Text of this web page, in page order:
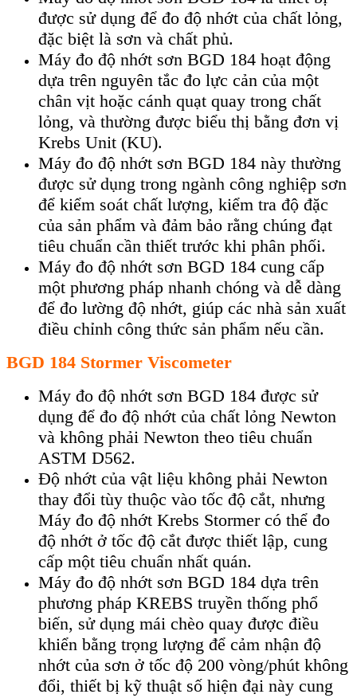
được sử dụng để đo độ nhớt của chất lỏng,
đặc biệt là sơn và chất phủ.
Máy đo độ nhớt sơn BGD 184 hoạt động
dựa trên nguyên tắc đo lực cản của một
chân vịt hoặc cánh quạt quay trong chất
lỏng, và thường được biểu thị bằng đơn vị
Krebs Unit (KU).
Máy đo độ nhớt sơn BGD 184 này thường
được sử dụng trong ngành công nghiệp sơn
để kiểm soát chất lượng, kiểm tra độ đặc
của sản phẩm và đảm bảo rằng chúng đạt
tiêu chuẩn cần thiết trước khi phân phối.
Máy đo độ nhớt sơn BGD 184 cung cấp
một phương pháp nhanh chóng và dễ dàng
để đo lường độ nhớt, giúp các nhà sản xuất
điều chỉnh công thức sản phẩm nếu cần.
BGD 184 Stormer Viscometer
Máy đo độ nhớt sơn BGD 184 được sử
dụng để đo độ nhớt của chất lỏng Newton
và không phải Newton theo tiêu chuẩn
ASTM D562.
Độ nhớt của vật liệu không phải Newton
thay đổi tùy thuộc vào tốc độ cắt, nhưng
Máy đo độ nhớt Krebs Stormer có thể đo
độ nhớt ở tốc độ cắt được thiết lập, cung
cấp một tiêu chuẩn nhất quán.
Máy đo độ nhớt sơn BGD 184 dựa trên
phương pháp KREBS truyền thống phổ
biến, sử dụng mái chèo quay được điều
khiển bằng trọng lượng để cảm nhận độ
nhớt của sơn ở tốc độ 200 vòng/phút không
đổi, thiết bị kỹ thuật số hiện đại này cung